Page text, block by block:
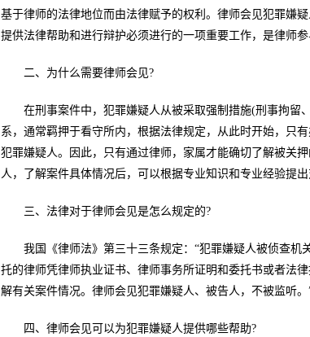
基于律师的法律地位而由法律赋予的权利。律师会见犯罪嫌
提供法律帮助和进行辩护必须进行的一项重要工作，是律师
二、为什么需要律师会见?
在刑事案件中，犯罪嫌疑人从被采取强制措施(刑事拘留
系，通常羁押于看守所内，根据法律规定，从此时开始，只
犯罪嫌疑人。因此，只有通过律师，家属才能确切了解被关
人，了解案件具体情况后，可以根据专业知识和专业经验提
三、法律对于律师会见是怎么规定的?
我国《律师法》第三十三条规定：“犯罪嫌疑人被侦查机
托的律师凭律师执业证书、律师事务所证明和委托书或者法
解有关案件情况。律师会见犯罪嫌疑人、被告人，不被监听。
四、律师会见可以为犯罪嫌疑人提供哪些帮助?